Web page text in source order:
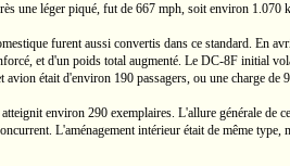
une léger piqué, fut de 667 mph, soit environ 1.070
furent aussi convertis dans ce standard. En
et d'un poids total augmenté. Le DC-8F initial
avion était d'environ 190 passagers, ou une charge de
atteignit environ 290 exemplaires. L'allure générale de
L'aménagement intérieur était de même